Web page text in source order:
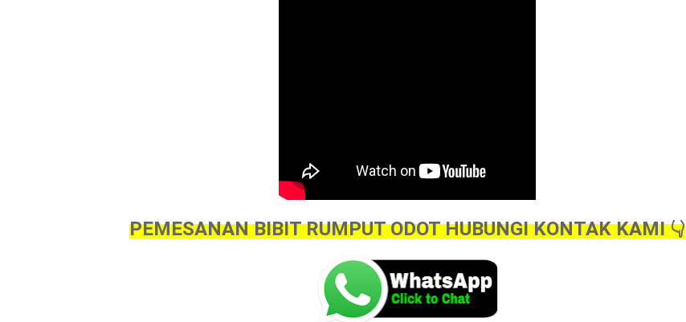
PEMESANAN BIBIT RUMPUT ODOT HUBUNGI KONTAK KAMI 👇